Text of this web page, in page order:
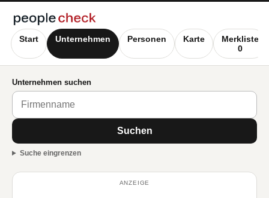
Start Unternehmen Personen Karte
Merkliste
0
Unternehmen suchen
Suchen
Suche eingrenzen
ANZEIGE